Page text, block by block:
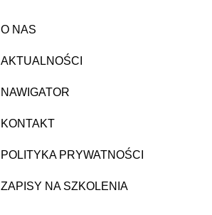
O NAS
AKTUALNOŚCI
NAWIGATOR
KONTAKT
POLITYKA PRYWATNOŚCI
ZAPISY NA SZKOLENIA